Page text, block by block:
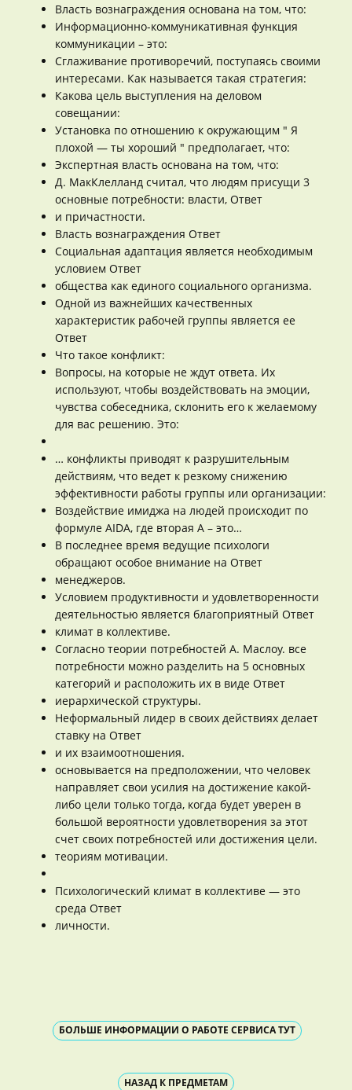
Власть вознаграждения основана на том, что:
Информационно-коммуникативная функция
коммуникации – это:
Сглаживание противоречий, поступаясь своими
интересами. Как называется такая стратегия:
Какова цель выступления на деловом
совещании:
Установка по отношению к окружающим " Я
плохой — ты хороший " предполагает, что:
Экспертная власть основана на том, что:
Д. МакКлелланд считал, что людям присущи 3
основные потребности: власти, Ответ
и причастности.
Власть вознаграждения Ответ
Социальная адаптация является необходимым
условием Ответ
общества как единого социального организма.
Одной из важнейших качественных
характеристик рабочей группы является ее
Ответ
Что такое конфликт:
Вопросы, на которые не ждут ответа. Их
используют, чтобы воздействовать на эмоции,
чувства собеседника, склонить его к желаемому
для вас решению. Это:
… конфликты приводят к разрушительным
действиям, что ведет к резкому снижению
эффективности работы группы или организации:
Воздействие имиджа на людей происходит по
формуле AIDA, где вторая A – это…
В последнее время ведущие психологи
обращают особое внимание на Ответ
менеджеров.
Условием продуктивности и удовлетворенности
деятельностью является благоприятный Ответ
климат в коллективе.
Согласно теории потребностей А. Маслоу. все
потребности можно разделить на 5 основных
категорий и расположить их в виде Ответ
иерархической структуры.
Неформальный лидер в своих действиях делает
ставку на Ответ
и их взаимоотношения.
основывается на предположении, что человек
направляет свои усилия на достижение какой-
либо цели только тогда, когда будет уверен в
большой вероятности удовлетворения за этот
счет своих потребностей или достижения цели.
теориям мотивации.
Психологический климат в коллективе — это
среда Ответ
личности.
БОЛЬШЕ ИНФОРМАЦИИ О РАБОТЕ СЕРВИСА ТУТ
НАЗАД К ПРЕДМЕТАМ